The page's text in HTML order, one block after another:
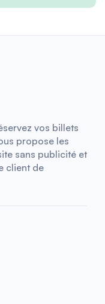
vos billets
propose les
sans publicité et
client de